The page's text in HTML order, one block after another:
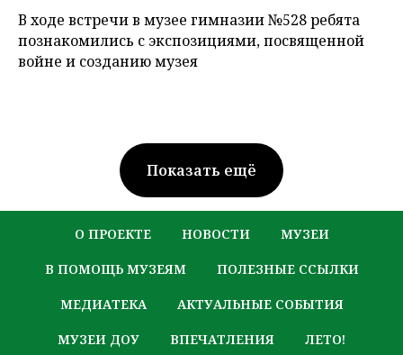
В ходе встречи в музее гимназии №528 ребята
познакомились с экспозициями, посвященной
войне и созданию музея
Показать ещё
О ПРОЕКТЕ НОВОСТИ МУЗЕИ
В ПОМОЩЬ МУЗЕЯМ ПОЛЕЗНЫЕ ССЫЛКИ
МЕДИАТЕКА АКТУАЛЬНЫЕ СОБЫТИЯ
МУЗЕИ ДОУ ВПЕЧАТЛЕНИЯ ЛЕТО!